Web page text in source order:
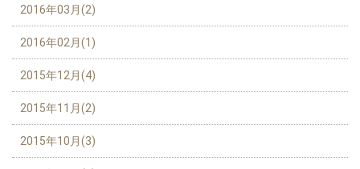
2016年03月(2)
2016年02月(1)
2015年12月(4)
2015年11月(2)
2015年10月(3)